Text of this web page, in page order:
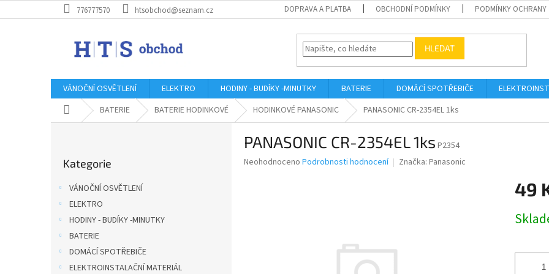
na
776777570 htsobchod@seznam.cz DOPRAVA A PLATBA OBCHODNÍ PODMÍNKY PODMÍNKY OCHRANY
HLEDAT
VÁNOČNÍ OSVĚTLENÍ ELEKTRO HODINY - BUDÍKY -MINUTKY BATERIE DOMÁCÍ SPOTŘEBIČE
Domů BATERIE BATERIE HODINKOVÉ HODINKOVÉ PANASONIC PANASONIC CR-2354EL 1ks
kategorie
Kategorie
VÁNOČNÍ OSVĚTLENÍ
ELEKTRO
HODINY - BUDÍKY -MINUTKY
BATERIE
DOMÁCÍ SPOTŘEBIČE
ELEKTROINSTALAČNÍ MATERIÁL
PANASONIC CR-2354EL 1ks P2354
Průměrné
Neohodnoceno Podrobnosti hodnocení Značka: Panasonic
49
cena: